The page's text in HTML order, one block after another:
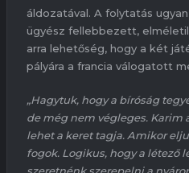
áldozatával. A folytatás
ügyész fellebbezett,
arra lehetőség, hogy a két
pályára a francia válogatott
„Hagytuk, hogy a bíróság
de még nem végleges. Karim
lehet a keret tagja. Amikor
fogok. Logikus, hogy a létező